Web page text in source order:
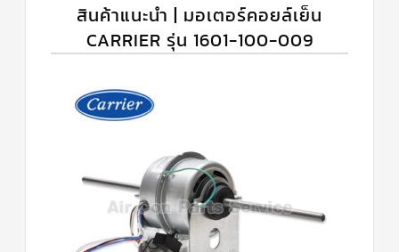
สินค้าแนะนำ | มอเตอร์คอยล์เย็น
CARRIER รุ่น 1601-100-009